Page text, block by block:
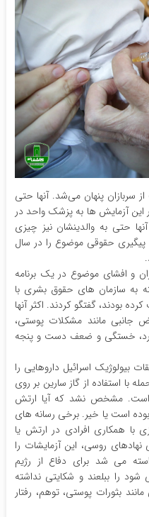
سربازان پنهان می‌شد. آنها حتی
این آزمایش ها به پزشک واحد در
حتی به والدینشان نیز چیزی
پیگیری حقوقی موضوع را در سال
و افشای موضوع در یک برنامه
پزشکان وابسته به سازمان های حقوق بشری با
کرده بودند، گفتگو کردند. اکثر آنها
جانبی مانند مشکلات پوستی،
خستگی و ضعف دست و پنجه
بیولوژیک اسرائیل داروهایی را
با استفاده از گاز سارین بر روی
است. مشخص نشد که آیا ارتش
است یا خیر. برخی رسانه های
با همکاری افرادی در ارتش یا
روسی، این آزمایشات را
می شد برای دفاع از رژیم
را ببلعند و شکایتی نداشته
بثورات پوستی، توهم، رفتار